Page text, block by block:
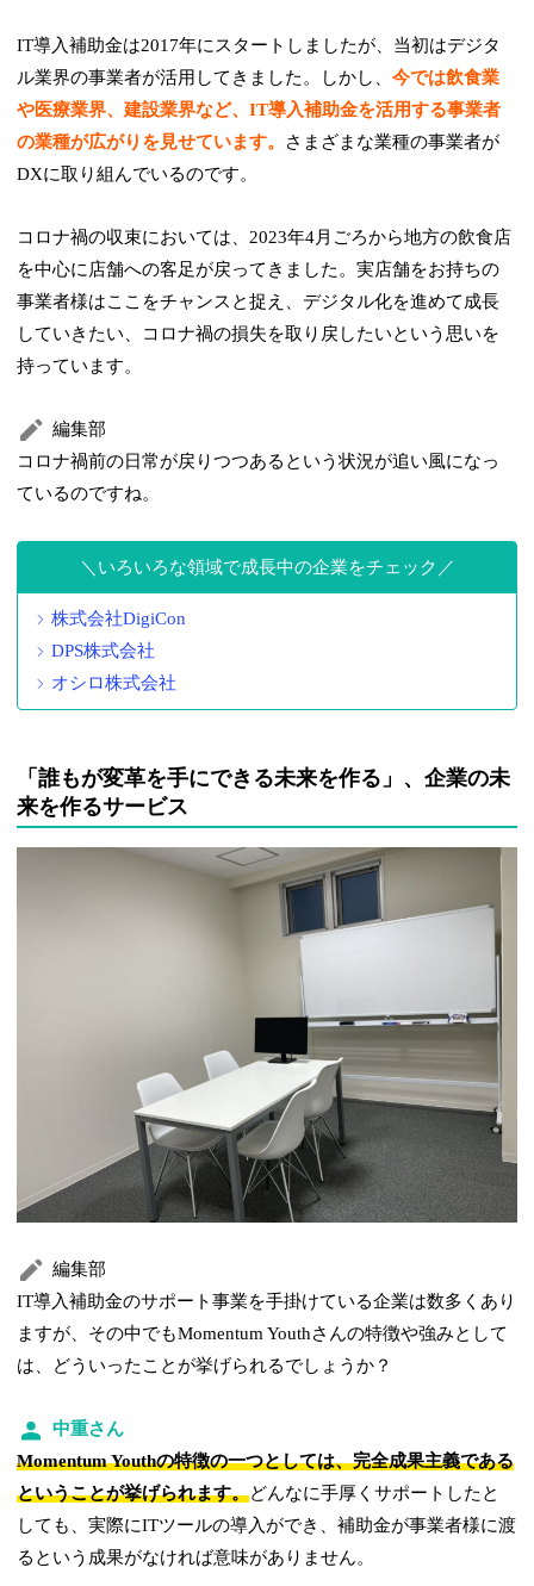
IT導入補助金は2017年にスタートしましたが、当初はデジタ
ル業界の事業者が活用してきました。しかし、今では飲食業
や医療業界、建設業界など、IT導入補助金を活用する事業者
の業種が広がりを見せています。
さまざまな業種の事業者が
DXに取り組んでいるのです。
コロナ禍の収束においては、2023年4月ごろから地方の飲食店
を中心に店舗への客足が戻ってきました。実店舗をお持ちの
事業者様はここをチャンスと捉え、デジタル化を進めて成長
していきたい、コロナ禍の損失を取り戻したいという思いを
持っています。
編集部
コロナ禍前の日常が戻りつつあるという状況が追い風になっ
ているのですね。
いろいろな領域で成長中の企業をチェック
株式会社DigiCon
DPS株式会社
オシロ株式会社
「誰もが変革を手にできる未来を作る」、企業の未
来を作るサービス
編集部
IT導入補助金のサポート事業を手掛けている企業は数多くあり
ますが、その中でもMomentum Youthさんの特徴や強みとして
は、どういったことが挙げられるでしょうか？
中重さん
Momentum Youthの特徴の一つとしては、完全成果主義である
ということが挙げられます。どんなに手厚くサポートしたと
しても、実際にITツールの導入ができ、補助金が事業者様に渡
るという成果がなければ意味がありません。